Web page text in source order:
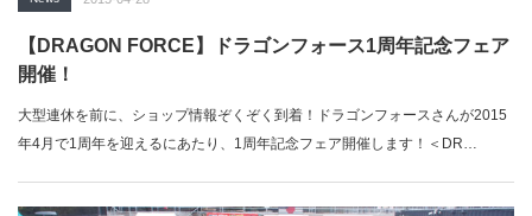
【DRAGON FORCE】ドラゴンフォース1周年記念フェア
開催！
大型連休を前に、ショップ情報ぞくぞく到着！ドラゴンフォースさんが2015
年4月で1周年を迎えるにあたり、1周年記念フェア開催します！＜DR…